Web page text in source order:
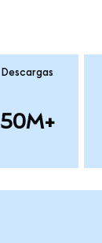
Descargas
50M+